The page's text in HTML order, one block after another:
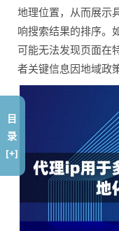
地理位置，从而展示
响搜索结果的排序。
可能无法发现页面在
者关键信息因地域政
目
录
[+]